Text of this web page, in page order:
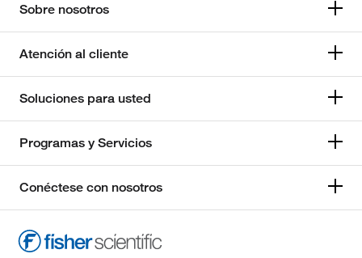
Sobre nosotros
Atención al cliente
Soluciones para usted
Programas y Servicios
Conéctese con nosotros